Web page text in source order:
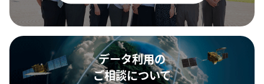
データ利用の
ご相談について